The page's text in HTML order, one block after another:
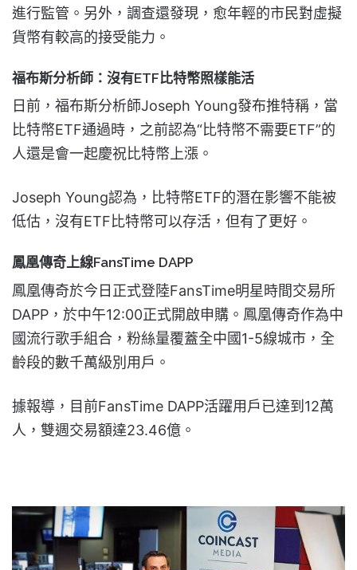
進行監管。另外，調查還發現，愈年輕的市民對虛擬
貨幣有較高的接受能力。
福布斯分析師：沒有ETF比特幣照樣能活
日前，福布斯分析師Joseph Young發布推特稱，當
比特幣ETF通過時，之前認為“比特幣不需要ETF”的
人還是會一起慶祝比特幣上漲。
Joseph Young認為，比特幣ETF的潛在影響不能被
低估，沒有ETF比特幣可以存活，但有了更好。
鳳凰傳奇上線FansTime DAPP
鳳凰傳奇於今日正式登陸FansTime明星時間交易所
DAPP，於中午12:00正式開啟申購。鳳凰傳奇作為中
國流行歌手組合，粉絲量覆蓋全中國1-5線城市，全
齡段的數千萬級別用戶。
據報導，目前FansTime DAPP活躍用戶已達到12萬
人，雙週交易額達23.46億。